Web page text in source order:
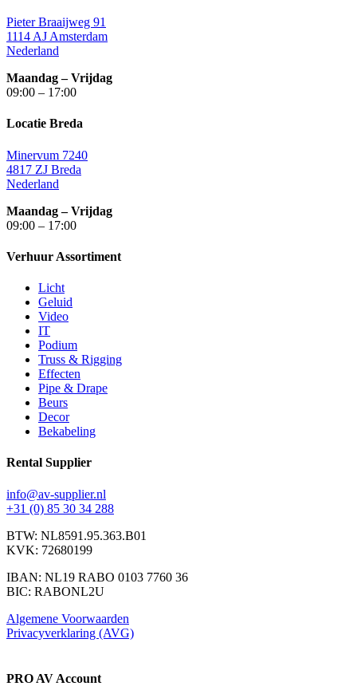
Pieter Braaijweg 91
1114 AJ Amsterdam
Nederland
Maandag – Vrijdag
09:00 – 17:00
Locatie Breda
Minervum 7240
4817 ZJ Breda
Nederland
Maandag – Vrijdag
09:00 – 17:00
Verhuur Assortiment
Licht
Geluid
Video
IT
Podium
Truss & Rigging
Effecten
Pipe & Drape
Beurs
Decor
Bekabeling
Rental Supplier
info@av-supplier.nl
+31 (0) 85 30 34 288
BTW: NL8591.95.363.B01
KVK: 72680199
IBAN: NL19 RABO 0103 7760 36
BIC: RABONL2U
Algemene Voorwaarden
Privacyverklaring (AVG)
PRO AV Account